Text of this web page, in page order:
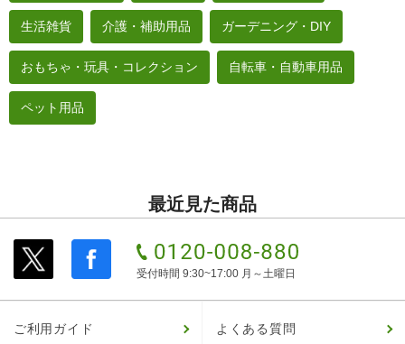
生活雑貨 介護・補助用品 ガーデニング・DIY
おもちゃ・玩具・コレクション 自転車・自動車用品
ペット用品
最近見た商品
受付時間 9:30~17:00 月～土曜日
ご利用ガイド よくある質問